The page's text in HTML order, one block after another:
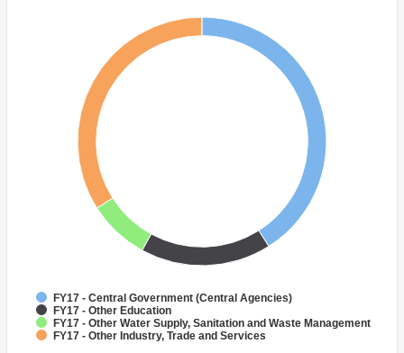
FY17 - Central Government (Central Agencies)
FY17 - Other Education
FY17 - Other Water Supply, Sanitation and Waste Management
FY17 - Other Industry, Trade and Services